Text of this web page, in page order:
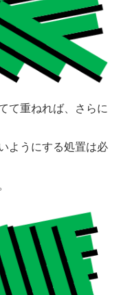
て重ねれば、さらに
ようにする処置は必